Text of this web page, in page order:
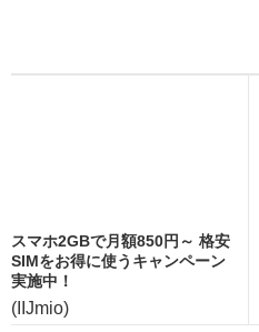
スマホ2GBで月額850円～ 格安
SIMをお得に使うキャンペーン
実施中！
(IIJmio)